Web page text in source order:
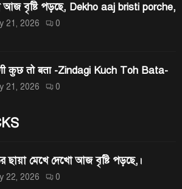
আজ বৃষ্টি পড়ছে, Dekho aaj bristi porche,
21, 2026 0
कुछ तो बता -Zindagi Kuch Toh Bata-
21, 2026 0
ছায়া মেখে দেখো আজ বৃষ্টি পড়ছে,।
22, 2026 0